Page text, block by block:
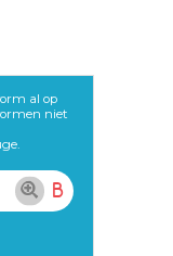
al op
niet
B